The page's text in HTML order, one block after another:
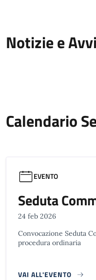
Notizie e
Calendario
EVENTO
Seduta
24 feb 2026
Convocazione Seduta
procedura ordinaria
VAI ALL'EVENTO